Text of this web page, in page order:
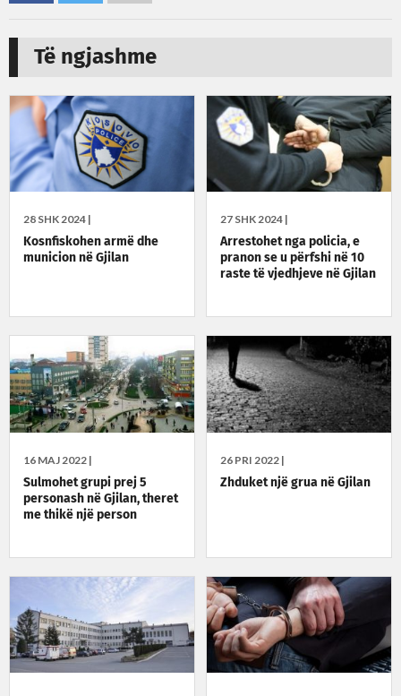
Të ngjashme
28 SHK 2024 |
Kosnfiskohen armë dhe
municion në Gjilan
27 SHK 2024 |
Arrestohet nga policia, e
pranon se u përfshi në 10
raste të vjedhjeve në Gjilan
16 MAJ 2022 |
Sulmohet grupi prej 5
personash në Gjilan, theret
me thikë një person
26 PRI 2022 |
Zhduket një grua në Gjilan